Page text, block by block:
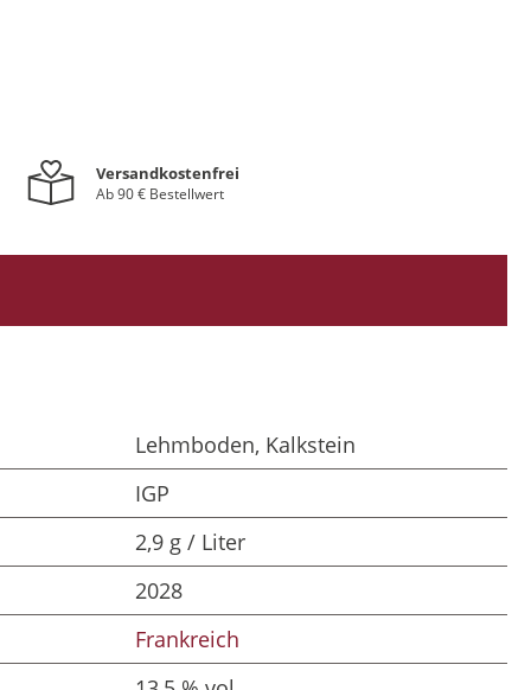
Versandkostenfrei
Ab 90 € Bestellwert
Lehmboden, Kalkstein
IGP
2,9 g / Liter
2028
Frankreich